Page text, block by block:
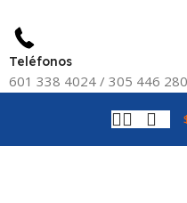
Teléfonos
601 338 4024 / 305 446